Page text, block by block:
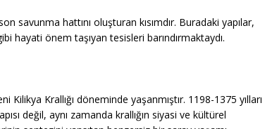
savunma hattını oluşturan kısımdır. Buradaki yapılar,
hayati önem taşıyan tesisleri barındırmaktaydı.
Krallığı döneminde yaşanmıştır. 1198-1375 yılları
değil, aynı zamanda krallığın siyasi ve kültürel